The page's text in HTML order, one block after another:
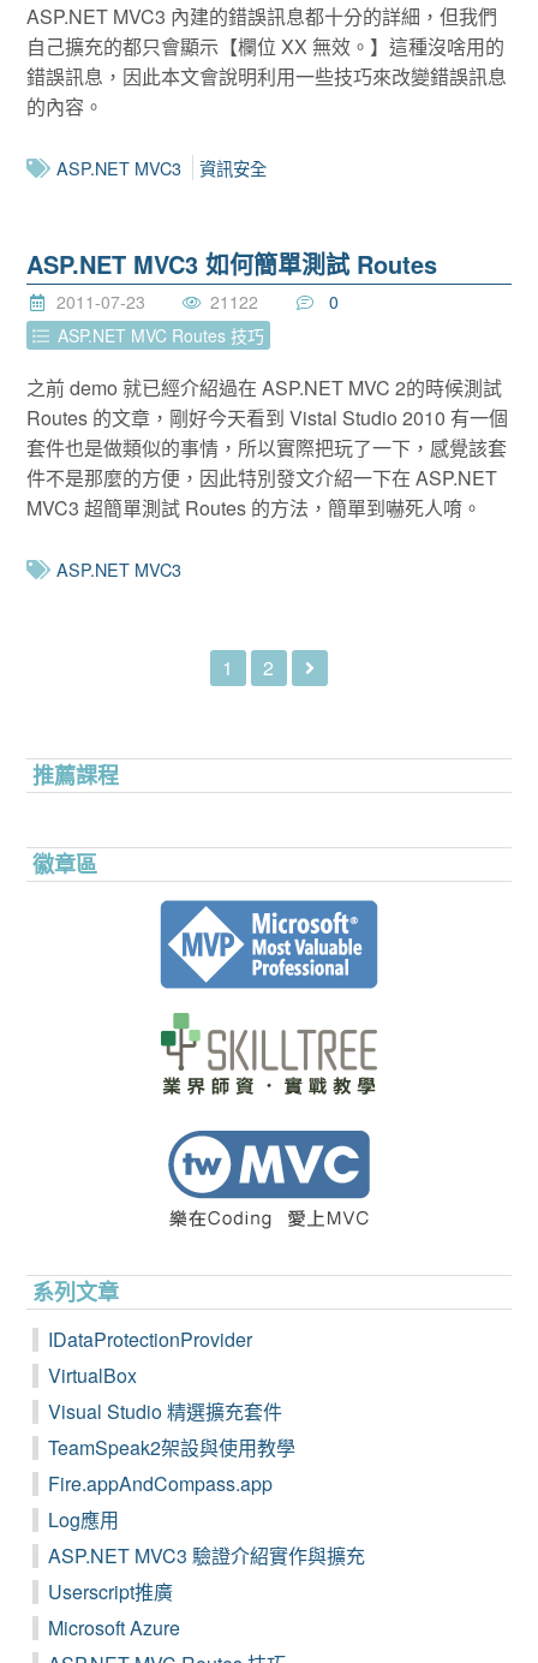
ASP.NET MVC3 內建的錯誤訊息都十分的詳細，但我們
自己擴充的都只會顯示【欄位 XX 無效。】這種沒啥用的
錯誤訊息，因此本文會說明利用一些技巧來改變錯誤訊息
的內容。
ASP.NET MVC3 資訊安全
ASP.NET MVC3 如何簡單測試 Routes
2011-07-23 21122
0
ASP.NET MVC Routes 技巧
之前 demo 就已經介紹過在 ASP.NET MVC 2的時候測試
Routes 的文章，剛好今天看到 Vistal Studio 2010 有一個
套件也是做類似的事情，所以實際把玩了一下，感覺該套
件不是那麼的方便，因此特別發文介紹一下在 ASP.NET
MVC3 超簡單測試 Routes 的方法，簡單到嚇死人唷。
ASP.NET MVC3
1 2
推薦課程
徽章區
系列文章
IDataProtectionProvider
VirtualBox
Visual Studio 精選擴充套件
TeamSpeak2架設與使用教學
Fire.appAndCompass.app
Log應用
ASP.NET MVC3 驗證介紹實作與擴充
Userscript推廣
Microsoft Azure